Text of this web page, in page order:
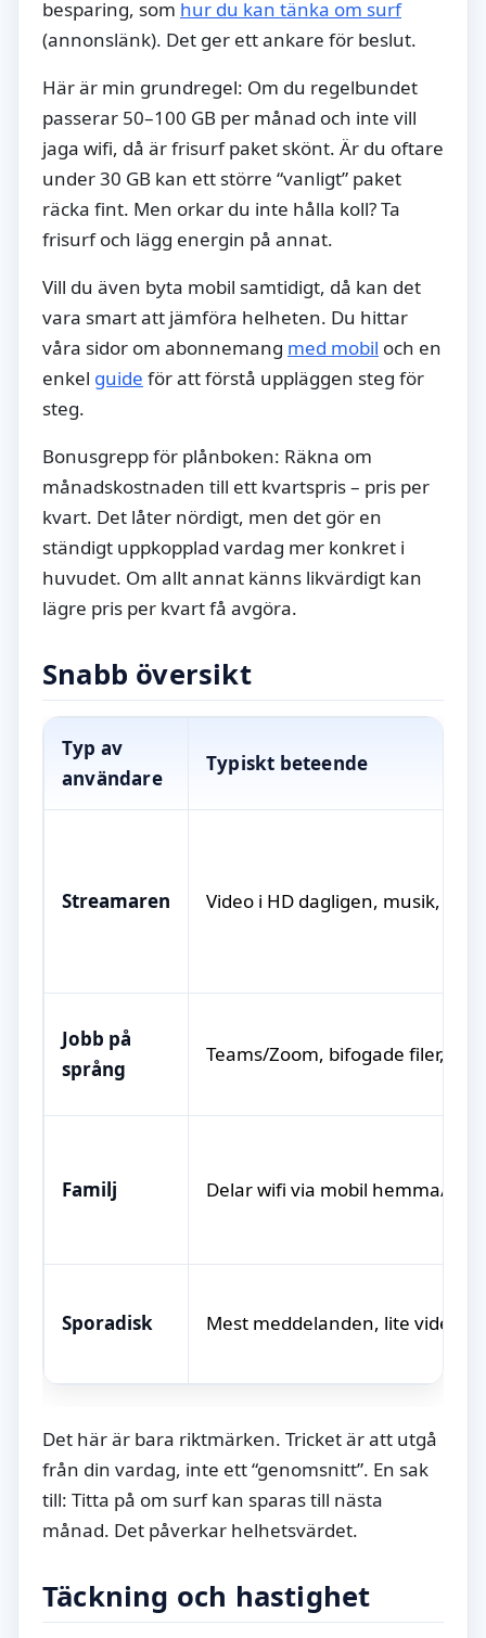
besparing, som hur du kan tänka om surf
(annonslänk). Det ger ett ankare för beslut.
Här är min grundregel: Om du regelbundet
passerar 50–100 GB per månad och inte vill
jaga wifi, då är frisurf paket skönt. Är du oftare
under 30 GB kan ett större “vanligt” paket
räcka fint. Men orkar du inte hålla koll? Ta
frisurf och lägg energin på annat.
Vill du även byta mobil samtidigt, då kan det
vara smart att jämföra helheten. Du hittar
våra sidor om abonnemang med mobil och en
enkel guide för att förstå uppläggen steg för
steg.
Bonusgrepp för plånboken: Räkna om
månadskostnaden till ett kvartspris – pris per
kvart. Det låter nördigt, men det gör en
ständigt uppkopplad vardag mer konkret i
huvudet. Om allt annat känns likvärdigt kan
lägre pris per kvart få avgöra.
Snabb översikt
Typ av
användare
Typiskt beteende
Streamaren Video i HD dagligen, musik,
Jobb på
språng
Teams/Zoom, bifogade filer,
Familj Delar wifi via mobil hemma/
Sporadisk Mest meddelanden, lite video
Det här är bara riktmärken. Tricket är att utgå
från din vardag, inte ett “genomsnitt”. En sak
till: Titta på om surf kan sparas till nästa
månad. Det påverkar helhetsvärdet.
Täckning och hastighet